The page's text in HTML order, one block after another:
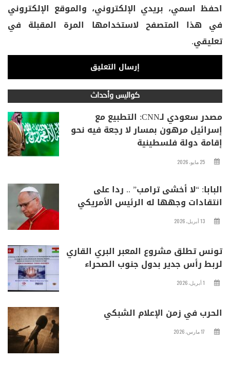
احفظ اسمي، بريدي الإلكتروني، والموقع الإلكتروني
في هذا المتصفح لاستخدامها المرة المقبلة في
تعليقي.
كواليس وأحداث
مصدر سعودي لـCNN: التطبيع مع
إسرائيل مرهون بمسار لا رجعة فيه نحو
إقامة دولة فلسطينية
25 مايو، 2026
البابا: “لا أخشى ترامب” .. ردا على
انتقادات وجهها له الرئيس الأمريكي
13 أبريل، 2026
تونس تطلق مشروع المعبر البري القاري
لربط رأس جدير بدول جنوب الصحراء
1 أبريل، 2026
الحرب في زمن الإعلام الشبكي
17 مارس، 2026